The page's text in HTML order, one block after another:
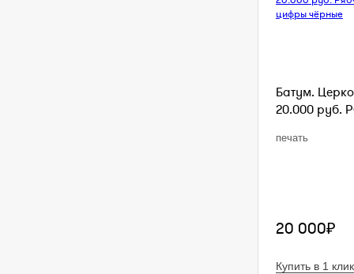
Батум.
20.000 руб.
печать
20 000₽
Купить в 1 клик